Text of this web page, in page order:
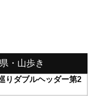
・山歩き
りダブルヘッダー第2